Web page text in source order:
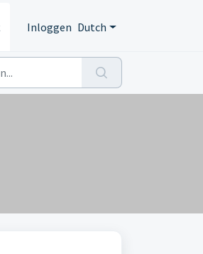
Inloggen Dutch